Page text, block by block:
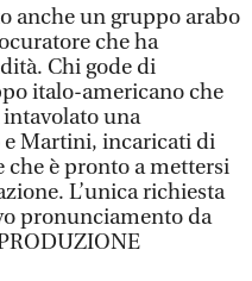
anche un gruppo arabo
che ha
Chi gode di
italo-americano che
una
e Martini, incaricati di
che è pronto a mettersi
L’unica richiesta
pronunciamento da